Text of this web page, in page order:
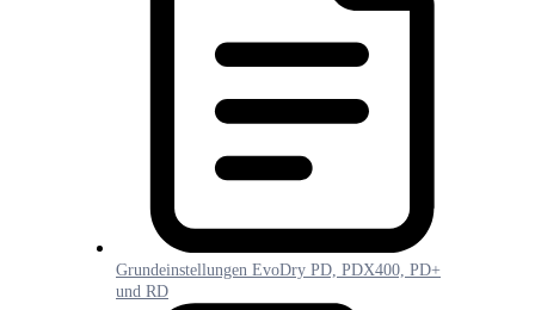
Grundeinstellungen EvoDry PD, PDX400, PD+
und RD